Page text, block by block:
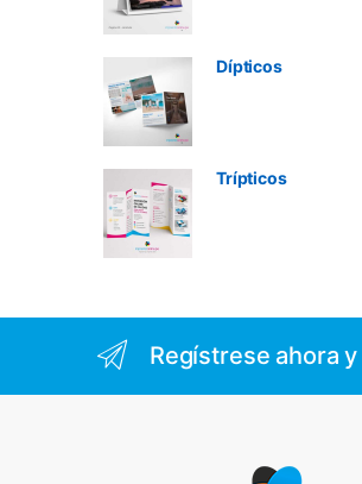
Dípticos
Trípticos
Regístrese ahora